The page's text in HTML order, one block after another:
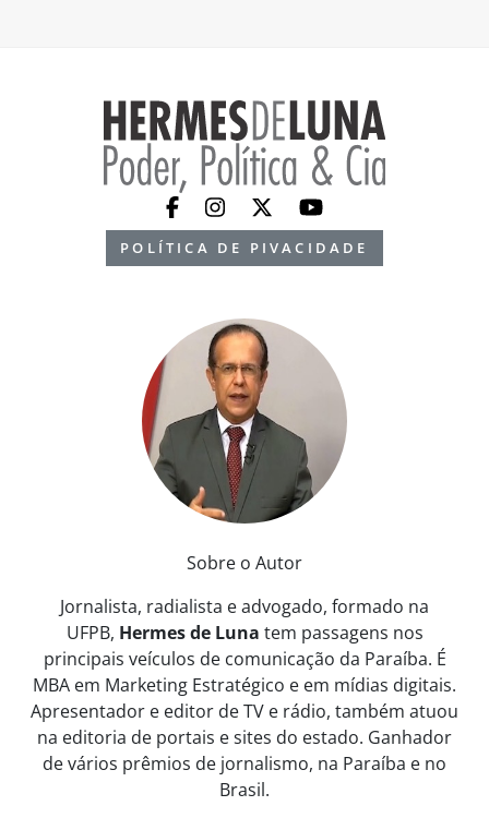
POLÍTICA DE PIVACIDADE
Sobre o Autor
Jornalista, radialista e advogado, formado na
UFPB, Hermes de Luna tem passagens nos
principais veículos de comunicação da Paraíba. É
MBA em Marketing Estratégico e em mídias digitais.
Apresentador e editor de TV e rádio, também atuou
na editoria de portais e sites do estado. Ganhador
de vários prêmios de jornalismo, na Paraíba e no
Brasil.